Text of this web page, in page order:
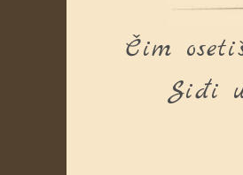
Čim
Siđi